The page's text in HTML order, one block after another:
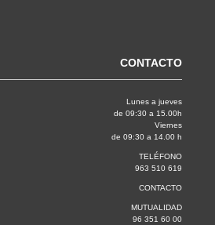
CONTACTO
Lunes a jueves
de 09:30 a 15.00h
Viernes
de 09:30 a 14.00 h
TELÉFONO
963 510 619
CONTACTO
MUTUALIDAD
96 351 60 00